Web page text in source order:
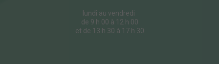
lundi au vendredi
de 9 h 00 à 12 h 00
et de 13 h 30 à 17 h 30